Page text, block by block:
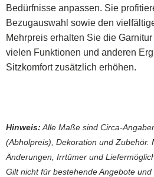
Bedürfnisse anpassen. Sie
Bezugauswahl sowie den
Mehrpreis erhalten Sie die
vielen Funktionen und anderen
Sitzkomfort zusätzlich erhöhen.
Hinweis: Alle Maße sind Circa-
(Abholpreis), Dekoration und Zubehör.
Änderungen, Irrtümer und
Gilt nicht für bestehende Angebote